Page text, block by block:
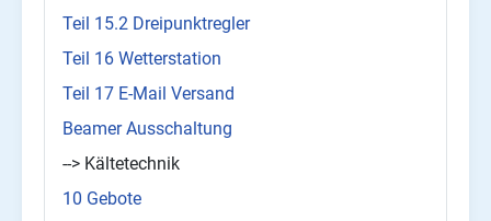
Teil 15.2 Dreipunktregler
Teil 16 Wetterstation
Teil 17 E-Mail Versand
Beamer Ausschaltung
--> Kältetechnik
10 Gebote